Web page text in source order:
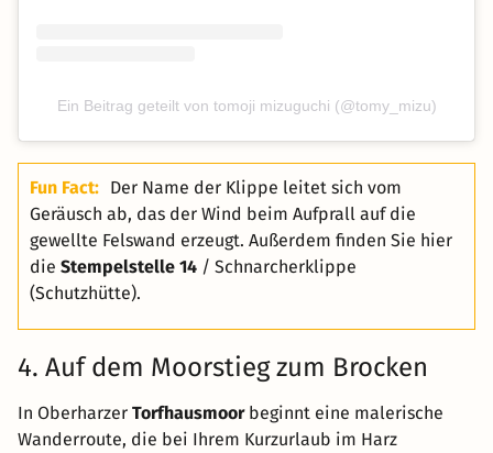
Ein Beitrag geteilt von tomoji mizuguchi (@tomy_mizu)
Fun Fact: Der Name der Klippe leitet sich vom
Geräusch ab, das der Wind beim Aufprall auf die
gewellte Felswand erzeugt. Außerdem finden Sie hier
die Stempelstelle 14 / Schnarcherklippe
(Schutzhütte).
4. Auf dem Moorstieg zum Brocken
In Oberharzer Torfhausmoorbeginnt eine malerische
Wanderroute, die bei Ihrem Kurzurlaub im Harz